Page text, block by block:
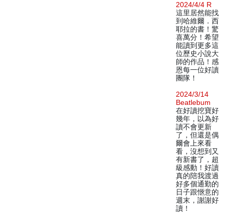
2024/4/4 R
這里居然能找
到哈維爾．西
耶拉的書！驚
喜萬分！希望
能讀到更多這
位歷史小說大
師的作品！感
恩每一位好讀
團隊！
2024/3/14
Beatlebum
在好讀挖寶好
幾年，以為好
讀不會更新
了，但還是偶
爾會上來看
看，沒想到又
有新書了，超
級感動！好讀
真的陪我渡過
好多個通勤的
日子跟愜意的
週末，謝謝好
讀！